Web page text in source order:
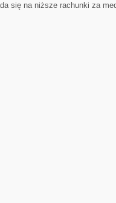
się na niższe rachunki za